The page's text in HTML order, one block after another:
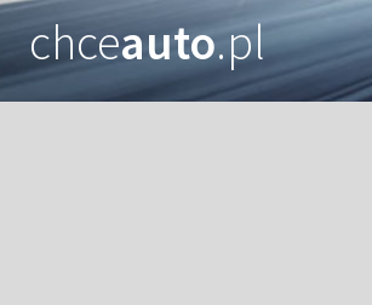
chceauto.pl